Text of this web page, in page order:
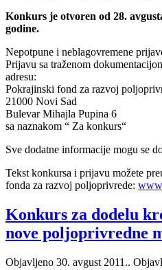
Konkurs je otvoren od 28.
godine.
Nepotpune i neblagovremene
Prijavu sa traženom
adresu:
Pokrajinski fond za razvoj
21000 Novi Sad
Bulevar Mihajla Pupina 6
sa naznakom “ Za konkurs“
Sve dodatne informacije mogu se
Tekst konkursa i prijavu možete
fonda za razvoj poljoprivrede:
Konkurs za dodelu
nove poljoprivredne
Objavljeno 30. avgust 2011..